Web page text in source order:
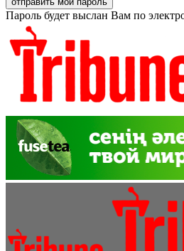
Пароль будет выслан Вам по